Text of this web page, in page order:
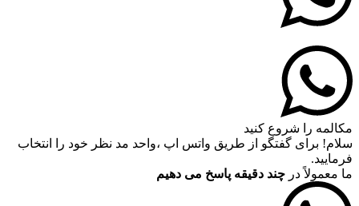
مکالمه را شروع کنید
سلام! برای گفتگو از طریق واتس اپ ،واحد مد نظر خود را انتخاب
فرمایید.
ما معمولاً در چند دقیقه پاسخ می دهیم